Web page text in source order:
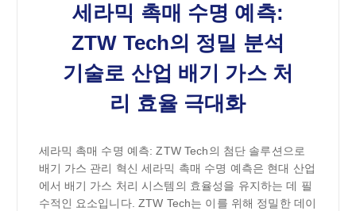
세라믹 촉매 수명 예측:
ZTW Tech의 정밀 분석
기술로 산업 배기 가스 처
리 효율 극대화
세라믹 촉매 수명 예측: ZTW Tech의 첨단 솔루션으로
배기 가스 관리 혁신 세라믹 촉매 수명 예측은 현대 산업
에서 배기 가스 처리 시스템의 효율성을 유지하는 데 필
수적인 요소입니다. ZTW Tech는 이를 위해 정밀한 데이